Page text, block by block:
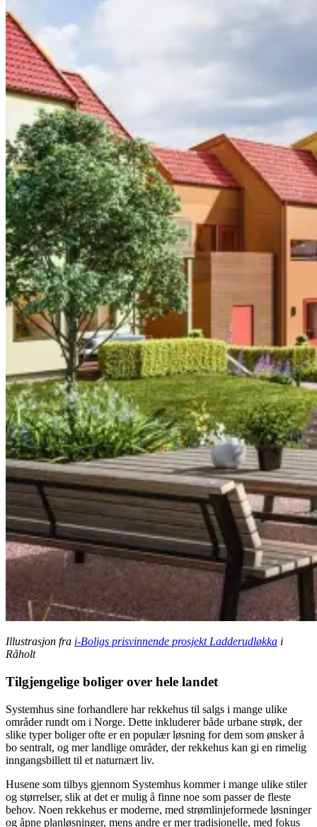
Illustrasjon fra i-Boligs prisvinnende prosjekt Ladderudløkka i
Råholt
Tilgjengelige boliger over hele landet
Systemhus sine forhandlere har rekkehus til salgs i mange ulike
områder rundt om i Norge. Dette inkluderer både urbane strøk, der
slike typer boliger ofte er en populær løsning for dem som ønsker å
bo sentralt, og mer landlige områder, der rekkehus kan gi en rimelig
inngangsbillett til et naturnært liv.
Husene som tilbys gjennom Systemhus kommer i mange ulike stiler
og størrelser, slik at det er mulig å finne noe som passer de fleste
behov. Noen rekkehus er moderne, med strømlinjeformede løsninger
og åpne planløsninger, mens andre er mer tradisjonelle, med fokus